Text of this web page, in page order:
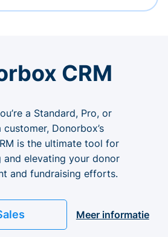
CRM
a Standard, Pro, or
customer, Donorbox’s
is the ultimate tool for
and elevating your donor
and fundraising efforts.
Meer informatie